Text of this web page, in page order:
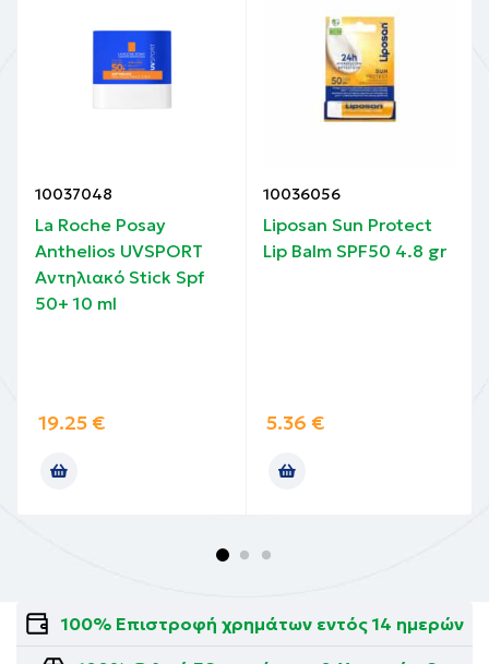
10037048
La Roche Posay
Anthelios UVSPORT
Αντηλιακό Stick Spf
50+ 10 ml
19.25 €
10036056
Liposan Sun Protect
Lip Balm SPF50 4.8 gr
5.36 €
100% Επιστροφή χρημάτων εντός 14 ημερών